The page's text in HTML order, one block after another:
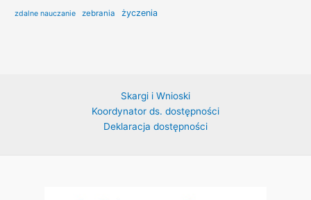
zdalne nauczanie zebrania życzenia
Skargi i Wnioski
Koordynator ds. dostępności
Deklaracja dostępności